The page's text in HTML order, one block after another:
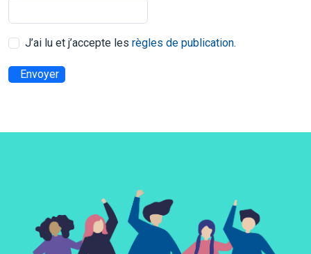
J’ai lu et j’accepte les règles de publication.
Envoyer